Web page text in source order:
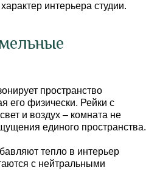
интерьера студии.
пространство
его физически. Рейки с
и воздух – комната не
единого пространства.
тепло в интерьер
с нейтральными